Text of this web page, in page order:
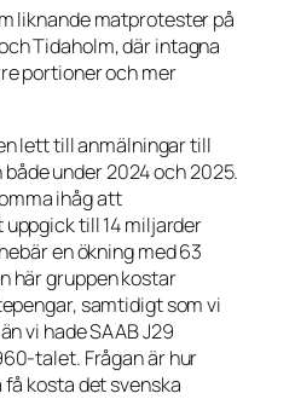
liknande matprotester på
Tidaholm, där intagna
portioner och mer
lett till anmälningar till
under 2024 och 2025.
ihåg att
till 14 miljarder
en ökning med 63
här gruppen kostar
samtidigt som vi
vi hade SAAB J29
talet. Frågan är hur
kosta det svenska